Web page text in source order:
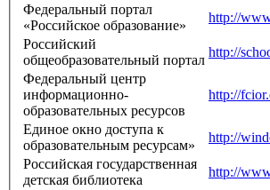
Федеральный портал
«Российское образование»
http://
Российский
общеобразовательный портал
http://
Федеральный центр
информационно-
образовательных ресурсов
http://
Единое окно доступа к
образовательным ресурсам»
http://
Российская государственная
детская библиотека
http://